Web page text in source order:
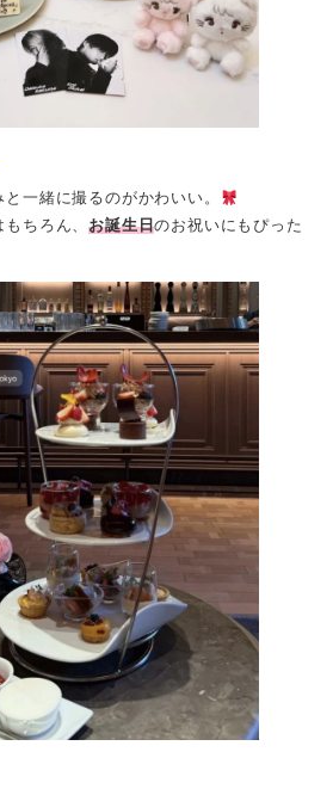
一緒に撮るのがかわいい。
もちろん、お誕生日のお祝いにもぴった